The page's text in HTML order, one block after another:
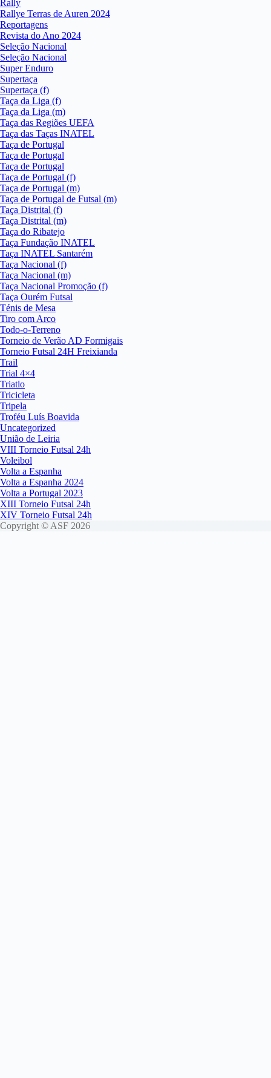
Rally
Rallye Terras de Auren 2024
Reportagens
Revista do Ano 2024
Seleção Nacional
Seleção Nacional
Super Enduro
Supertaça
Supertaça (f)
Taça da Liga (f)
Taça da Liga (m)
Taça das Regiões UEFA
Taça das Taças INATEL
Taça de Portugal
Taça de Portugal
Taça de Portugal
Taça de Portugal (f)
Taça de Portugal (m)
Taça de Portugal de Futsal (m)
Taça Distrital (f)
Taça Distrital (m)
Taça do Ribatejo
Taça Fundação INATEL
Taça INATEL Santarém
Taça Nacional (f)
Taça Nacional (m)
Taça Nacional Promoção (f)
Taça Ourém Futsal
Ténis de Mesa
Tiro com Arco
Todo-o-Terreno
Torneio de Verão AD Formigais
Torneio Futsal 24H Freixianda
Trail
Trial 4×4
Triatlo
Tricicleta
Tripela
Troféu Luís Boavida
Uncategorized
União de Leiria
VIII Torneio Futsal 24h
Voleibol
Volta a Espanha
Volta a Espanha 2024
Volta a Portugal 2023
XIII Torneio Futsal 24h
XIV Torneio Futsal 24h
Copyright © ASF 2026